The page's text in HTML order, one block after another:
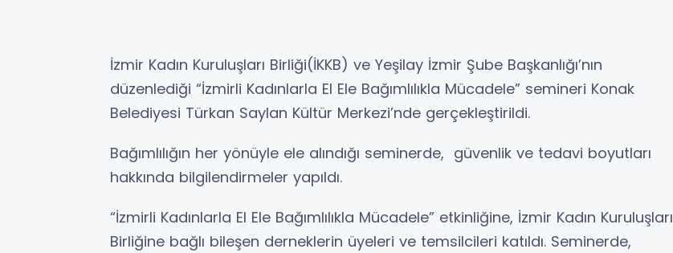
İzmir Kadın Kuruluşları Birliği(İKKB) ve Yeşilay İzmir Şube Başkanlığı’nın
düzenlediği “İzmirli Kadınlarla El Ele Bağımlılıkla Mücadele” semineri Konak
Belediyesi Türkan Saylan Kültür Merkezi’nde gerçekleştirildi.
Bağımlılığın her yönüyle ele alındığı seminerde, güvenlik ve tedavi boyutları
hakkında bilgilendirmeler yapıldı.
“İzmirli Kadınlarla El Ele Bağımlılıkla Mücadele” etkinliğine, İzmir Kadın Kuruluşları
Birliğine bağlı bileşen derneklerin üyeleri ve temsilcileri katıldı. Seminerde,